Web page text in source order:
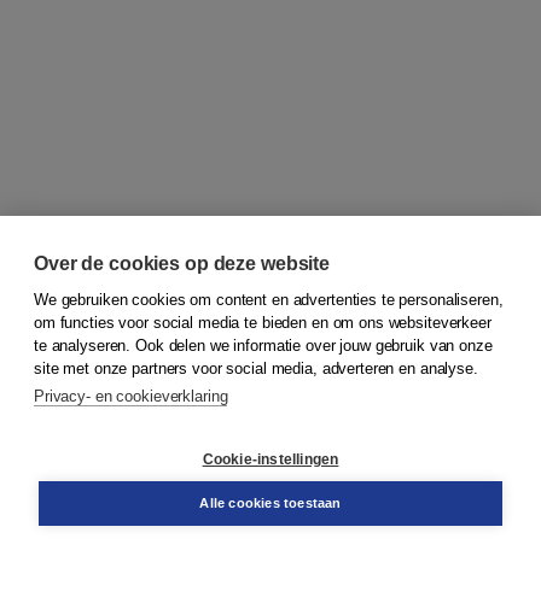
© 2026Koninklijke Boom uitgevers
Bestellen
Over de cookies op deze website
We gebruiken cookies om content en advertenties te personaliseren,
om functies voor social media te bieden en om ons websiteverkeer
te analyseren. Ook delen we informatie over jouw gebruik van onze
site met onze partners voor social media, adverteren en analyse.
Privacy- en cookieverklaring
Cookie-instellingen
Alle cookies toestaan